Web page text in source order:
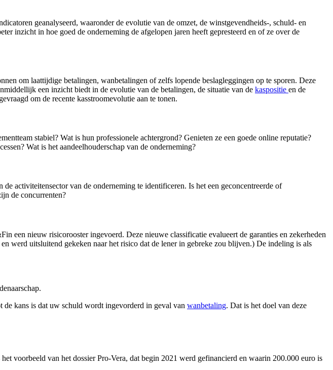
geanalyseerd, waaronder de evolutie van de omzet, de winstgevendheids-, schuld- en
inzicht in hoe goed de onderneming de afgelopen jaren heeft gepresteerd en of ze over de
om laattijdige betalingen, wanbetalingen of zelfs lopende beslagleggingen op te sporen. Deze
een inzicht biedt in de evolutie van de betalingen, de situatie van de kaspositie en de
om de recente kasstroomevolutie aan te tonen.
stabiel? Wat is hun professionele achtergrond? Genieten ze een goede online reputatie?
Wat is het aandeelhouderschap van de onderneming?
activiteitensector van de onderneming te identificeren. Is het een geconcentreerde of
de concurrenten?
een nieuw risicorooster ingevoerd. Deze nieuwe classificatie evalueert de garanties en zekerheden
werd uitsluitend gekeken naar het risico dat de lener in gebreke zou blijven.) De indeling is als
de kans is dat uw schuld wordt ingevorderd in geval van wanbetaling. Dat is het doel van deze
voorbeeld van het dossier Pro-Vera, dat begin 2021 werd gefinancierd en waarin 200.000 euro is